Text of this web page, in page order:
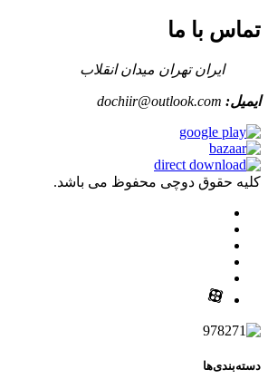
تماس با ما
ایران تهران میدان انقلاب
ایمیل: dochiir@outlook.com
کلیه حقوق دوچی محفوظ می باشد.
دسته‌بندی‌ها